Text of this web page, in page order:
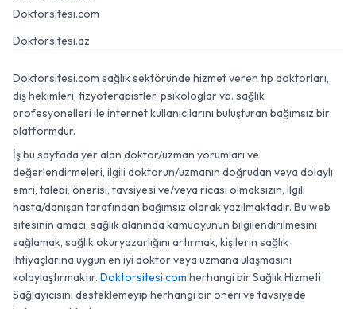
Doktorsitesi.com
Doktorsitesi.az
Doktorsitesi.com sağlık sektöründe hizmet veren tıp doktorları,
diş hekimleri, fizyoterapistler, psikologlar vb. sağlık
profesyonelleri ile internet kullanıcılarını buluşturan bağımsız bir
platformdur.
İş bu sayfada yer alan doktor/uzman yorumları ve
değerlendirmeleri, ilgili doktorun/uzmanın doğrudan veya dolaylı
emri, talebi, önerisi, tavsiyesi ve/veya ricası olmaksızın, ilgili
hasta/danışan tarafından bağımsız olarak yazılmaktadır. Bu web
sitesinin amacı, sağlık alanında kamuoyunun bilgilendirilmesini
sağlamak, sağlık okuryazarlığını artırmak, kişilerin sağlık
ihtiyaçlarına uygun en iyi doktor veya uzmana ulaşmasını
kolaylaştırmaktır. Doktorsitesi.com herhangi bir Sağlık Hizmeti
Sağlayıcısını desteklemeyip herhangi bir öneri ve tavsiyede